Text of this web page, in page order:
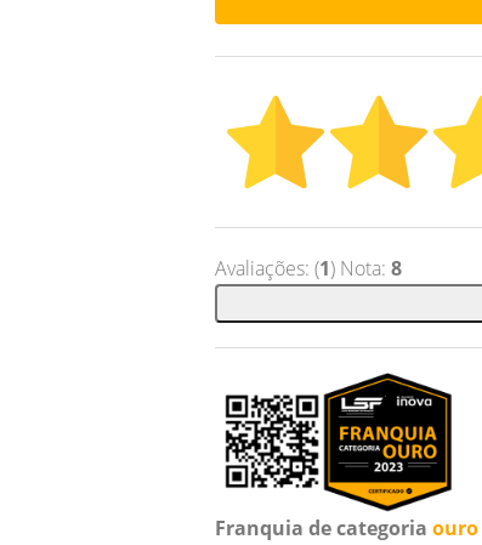
Avaliações: (1) Nota: 8
Franquia de categoria ouro